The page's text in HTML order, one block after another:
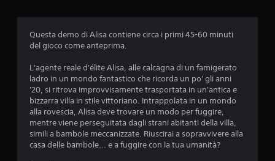
d
i
d
i
4
Questa demo di Alisa contiene circa i primi 45-60 minuti
del gioco come anteprima.
L'agente reale d'élite Alisa, alle calcagna di un famigerato
ladro in un mondo fantastico che ricorda un po' gli anni
'20, si ritrova improvvisamente trasportata in un'antica e
bizzarra villa in stile vittoriano. Intrappolata in un mondo
alla rovescia, Alisa deve trovare un modo per fuggire,
mentre viene perseguitata dagli strani abitanti della villa,
simili a bambole meccanizzate. Riuscirai a sopravvivere alla
casa delle bambole... e a fuggire con la tua umanità?